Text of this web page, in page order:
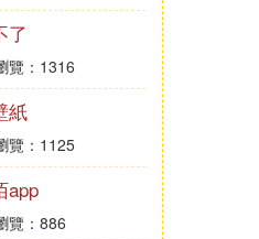
了
覽：1316
紙
覽：1125
app
覽：886